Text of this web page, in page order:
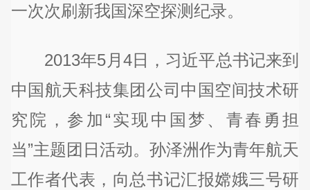
一次次刷新我国深空探测纪录。
2013年5月4日，习近平总书记来到
中国航天科技集团公司中国空间技术研
究院，参加“实现中国梦、青春勇担
当”主题团日活动。孙泽洲作为青年航天
工作者代表，向总书记汇报嫦娥三号研